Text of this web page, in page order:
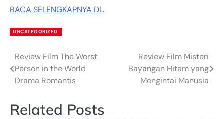
BACA SELENGKAPNYA DI..
UNCATEGORIZED
Post
navigation
Review Film The Worst
Person in the World
Drama Romantis
Review Film Misteri
Bayangan Hitam yang
Mengintai Manusia
Related Posts